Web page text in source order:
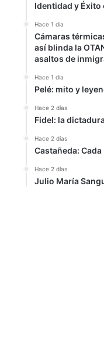
Identidad y Éxito
Hace 1 día
Cámaras
así blinda la
asaltos de
Hace 1 día
Pelé: mito y
Hace 2 días
Fidel: la
Hace 2 días
Castañeda:
Hace 2 días
Julio María